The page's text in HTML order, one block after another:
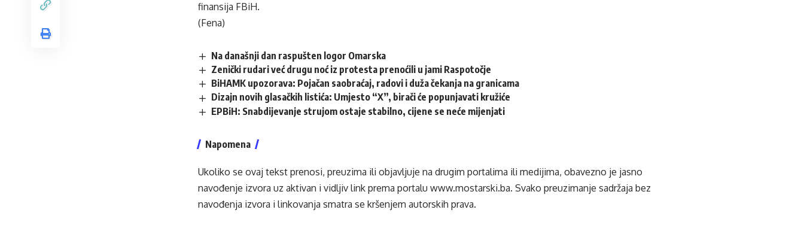
finansija FBiH.
(Fena)
Na današnji dan raspušten logor Omarska
Zenički rudari već drugu noć iz protesta prenoćili u jami Raspotočje
BiHAMK upozorava: Pojačan saobraćaj, radovi i duža čekanja na granicama
Dizajn novih glasačkih listića: Umjesto “X”, birači će popunjavati kružiće
EPBiH: Snabdijevanje strujom ostaje stabilno, cijene se neće mijenjati
Napomena
Ukoliko se ovaj tekst prenosi, preuzima ili objavljuje na drugim portalima ili medijima, obavezno je jasno
navođenje izvora uz aktivan i vidljiv link prema portalu www.mostarski.ba. Svako preuzimanje sadržaja bez
navođenja izvora i linkovanja smatra se kršenjem autorskih prava.